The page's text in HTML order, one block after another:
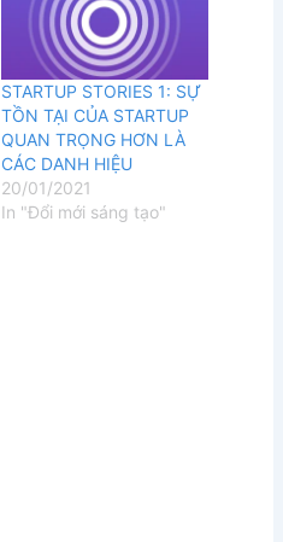
STARTUP STORIES 1: SỰ
TỒN TẠI CỦA STARTUP
QUAN TRỌNG HƠN LÀ
CÁC DANH HIỆU
20/01/2021
In "Đổi mới sáng tạo"